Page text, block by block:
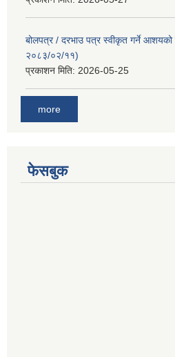
बोलपत्र / दरभाउ पत्र स्वीकृत गर्ने आशयको
२०८३/०२/११)
प्रकाशन मिति: 2026-05-25
more
फेसबुक